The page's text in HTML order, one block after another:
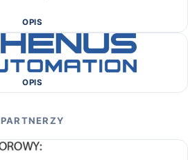
OPIS
OPIS
PARTNERZY